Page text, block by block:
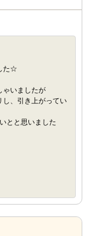
た☆
ゃいましたが
し、引き上がってい
とと思いました